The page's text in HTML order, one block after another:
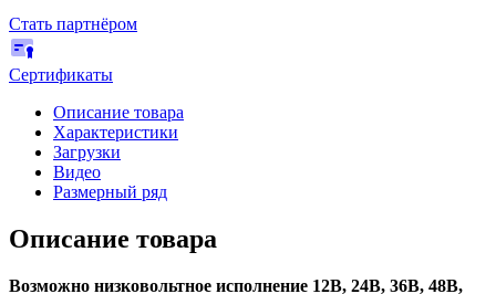
Стать партнёром
Сертификаты
Описание товара
Характеристики
Загрузки
Видео
Размерный ряд
Описание товара
Возможно низковольтное исполнение 12В, 24В, 36В, 48В,